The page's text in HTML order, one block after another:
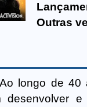
Outras
longo de 40
desenvolver